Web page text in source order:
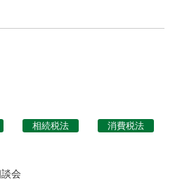
相続税法
消費税法
会